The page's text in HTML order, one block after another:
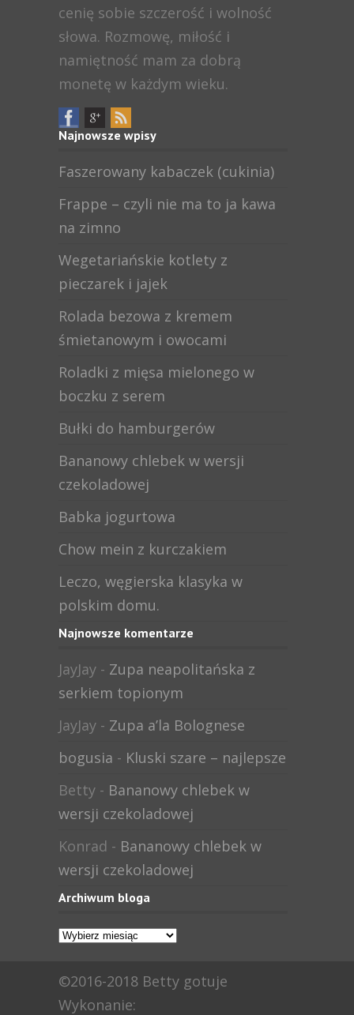
cenię sobie szczerość i wolność
słowa. Rozmowę, miłość i
namiętność mam za dobrą
monetę w każdym wieku.
Najnowsze wpisy
Faszerowany kabaczek (cukinia)
Frappe – czyli nie ma to ja kawa
na zimno
Wegetariańskie kotlety z
pieczarek i jajek
Rolada bezowa z kremem
śmietanowym i owocami
Roladki z mięsa mielonego w
boczku z serem
Bułki do hamburgerów
Bananowy chlebek w wersji
czekoladowej
Babka jogurtowa
Chow mein z kurczakiem
Leczo, węgierska klasyka w
polskim domu.
Najnowsze komentarze
JayJay - Zupa neapolitańska z
serkiem topionym
JayJay - Zupa a’la Bolognese
bogusia - Kluski szare – najlepsze
Betty - Bananowy chlebek w
wersji czekoladowej
Konrad - Bananowy chlebek w
wersji czekoladowej
Archiwum bloga
Archiwum
©2016-2018 Betty gotuje
Wykonanie: